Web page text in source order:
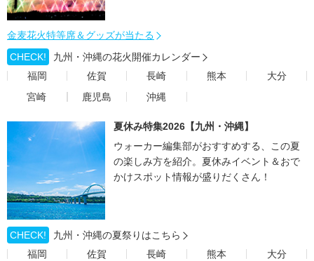
金麦花火特等席＆グッズが当たる
CHECK!
九州・沖縄の花火開催カレンダー
福岡
佐賀 長崎 熊本
大分
宮崎
鹿児島 沖縄
夏休み特集2026【九州・沖縄】
ウォーカー編集部がおすすめする、この夏
の楽しみ方を紹介。夏休みイベント＆おで
かけスポット情報が盛りだくさん！
CHECK!
九州・沖縄の夏祭りはこちら
福岡
佐賀 長崎 熊本
大分